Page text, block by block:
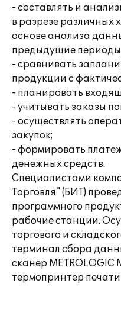
- составлять и
в разрезе различных
основе анализа
предыдущие
- сравнивать
продукции с
- планировать
- учитывать заказы
- осуществлять
закупок;
- формировать
денежных средств.
Специалистами
Торговля" (БИТ)
программного
рабочие станции.
торгового и
терминал сбора
сканер METROLOGIC
термопринтер печати